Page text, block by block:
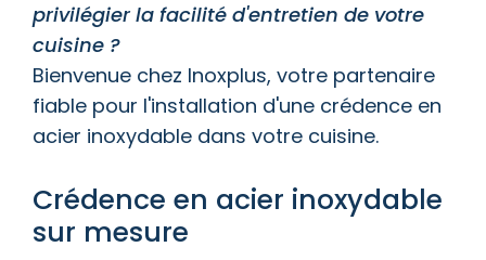
privilégier la facilité d'entretien de votre
cuisine ?
Bienvenue chez Inoxplus, votre partenaire
fiable pour l'installation d'une crédence en
acier inoxydable dans votre cuisine.
Crédence en acier inoxydable
sur mesure